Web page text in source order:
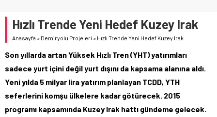
Hızlı Trende Yeni Hedef Kuzey Irak
Anasayfa » Demiryolu Projeleri » Hızlı Trende Yeni Hedef Kuzey Irak
Son yıllarda artan Yüksek Hızlı Tren (YHT) yatırımları
sadece yurt içini değil yurt dışını da kapsama alanına aldı.
Yeni yılda 5 milyar lira yatırım planlayan TCDD, YTH
seferlerini komşu ülkelere kadar götürecek. 2015
programı kapsamında Kuzey Irak hattı gündeme gelecek.